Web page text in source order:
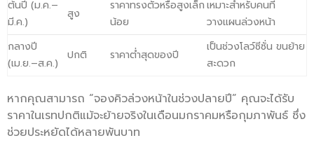
ต้นปี (ม.ค.–
มี.ค.)
สูง
ราคาทรงตัวหรือสูงเล็ก
น้อย
เหมาะสำหรับคนที่
วางแผนล่วงหน้า
กลางปี
(เม.ย.–ส.ค.)
ปกติ ราคาต่ำสุดของปี
เป็นช่วงโลว์ซีซั่น ขนย้าย
สะดวก
หากคุณสามารถ “จองคิวล่วงหน้าในช่วงปลายปี” คุณจะได้รับ
ราคาในเรทปกติแม้จะย้ายจริงในเดือนมกราคมหรือกุมภาพันธ์ ซึ่ง
ช่วยประหยัดได้หลายพันบาท